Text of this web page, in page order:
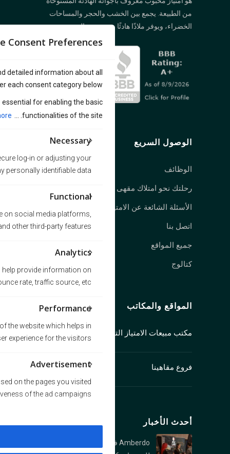
Consent Preferences
detailed information about all
each consent category below.
for enabling the basic
functionalities of the site. ...
Necessary
log-in or adjusting your
personally identifiable data.
Functional
on social media platforms,
other third-party features.
Analytics
provide information on
rate, traffic source, etc.
Performance
the website which helps in
experience for the visitors.
Advertisement
on the pages you visited
of the ad campaigns.
من الطبيعة. يجمع بين الخشب والحجر والمساحات
الخضراء، ويوفر ملاذًا هادئًا من صخب المدينة.
الوصول السريع
الوظائف
رحلتك نحو امتلاك مقهى أمبردو
الأسئلة الشائعة عن الامتياز
اتصل بنا
جميع المواقع
كتالوج
المواقع والمكاتب
مكتب مبيعات الامتياز التجاري
جناح 1250، 409 شارع جرانفيل
فانكوفر، كولومبيا البريطانية V6C 1T2
فروع مقاهينا
North Vancouver, BC V7P 1M4
أحدث الأخبار
Amberdo في معرض فانكوفر